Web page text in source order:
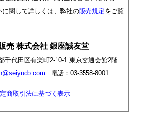
関して詳しくは、弊社の販売規定をご覧
売 株式会社 銀座誠友堂
代田区有楽町2-10-1 東京交通会館2階
電話：03-3558-8001
商取引法に基づく表示